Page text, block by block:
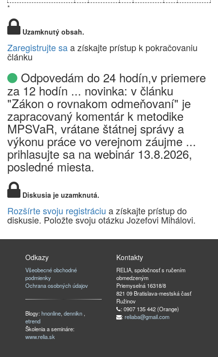
*
Uzamknutý obsah.
Zaregistrujte saa získajte prístup k pokračovaniu
článku
Odpovedám do 24 hodín,v priemere
za 12 hodín ... novinka: v článku
"Zákon o rovnakom odmeňovaní" je
zapracovaný komentár k metodike
MPSVaR, vrátane štátnej správy a
výkonu práce vo verejnom záujme ...
prihlasujte sa na webinár 13.8.2026,
posledné miesta.
Diskusia je uzamknutá.
Rozšírte svoju registráciu a získajte prístup do
diskusie. Položte svoju otázku Jozefovi Mihálovi.
Odkazy
Všeobecné obchodné
podmienky
Ochrana osobných údajov
Blogy:hnonline,dennikn ,
etrend
Školenia a semináre:
www.relia.sk
Kontakty
RELIA, spoločnosť s ručením
obmedzeným
Priemyselná 16318/8
821 09 Bratislava-mestská časť
Ružinov
: 0907 135 442 (Orange)
: reliaba@gmail.com